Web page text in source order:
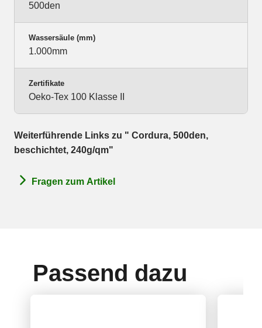
500den
Wassersäule (mm)
1.000mm
Zertifikate
Oeko-Tex 100 Klasse II
Weiterführende Links zu " Cordura, 500den,
beschichtet, 240g/qm"
Fragen zum Artikel
Passend dazu